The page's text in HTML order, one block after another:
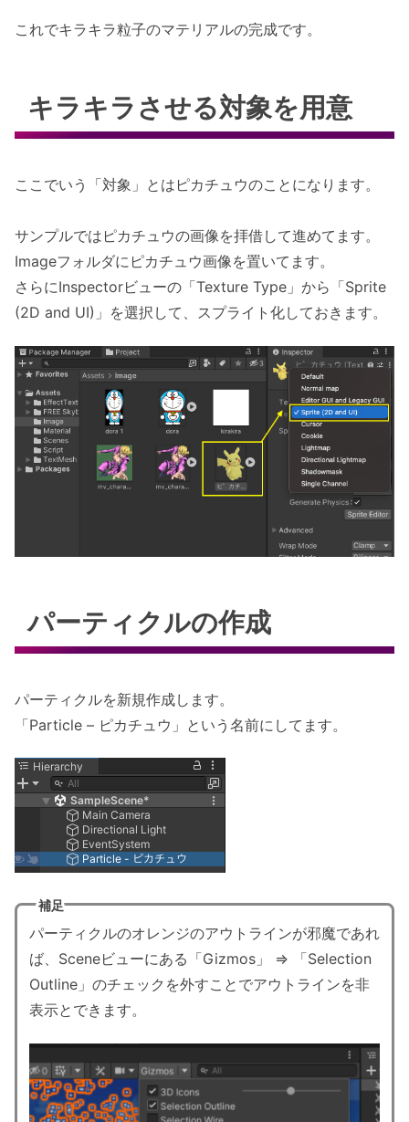
これでキラキラ粒子のマテリアルの完成です。
キラキラさせる対象を用意
ここでいう「対象」とはピカチュウのことになります。
サンプルではピカチュウの画像を拝借して進めてます。
Imageフォルダにピカチュウ画像を置いてます。
さらにInspectorビューの「Texture Type」から「Sprite
(2D and UI)」を選択して、スプライト化しておきます。
パーティクルの作成
パーティクルを新規作成します。
「Particle – ピカチュウ」という名前にしてます。
補足
パーティクルのオレンジのアウトラインが邪魔であれ
ば、Sceneビューにある「Gizmos」 => 「Selection
Outline」のチェックを外すことでアウトラインを非
表示とできます。